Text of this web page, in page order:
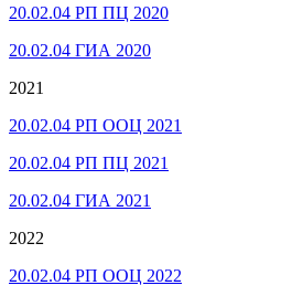
20.02.04 РП ПЦ 2020
20.02.04 ГИА 2020
2021
20.02.04 РП ООЦ 2021
20.02.04 РП ПЦ 2021
20.02.04 ГИА 2021
2022
20.02.04 РП ООЦ 2022